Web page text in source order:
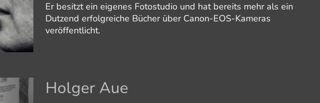
Er besitzt ein eigenes Fotostudio und hat bereits mehr als ein
Dutzend erfolgreiche Bücher über Canon-EOS-Kameras
veröffentlicht.
Holger Aue